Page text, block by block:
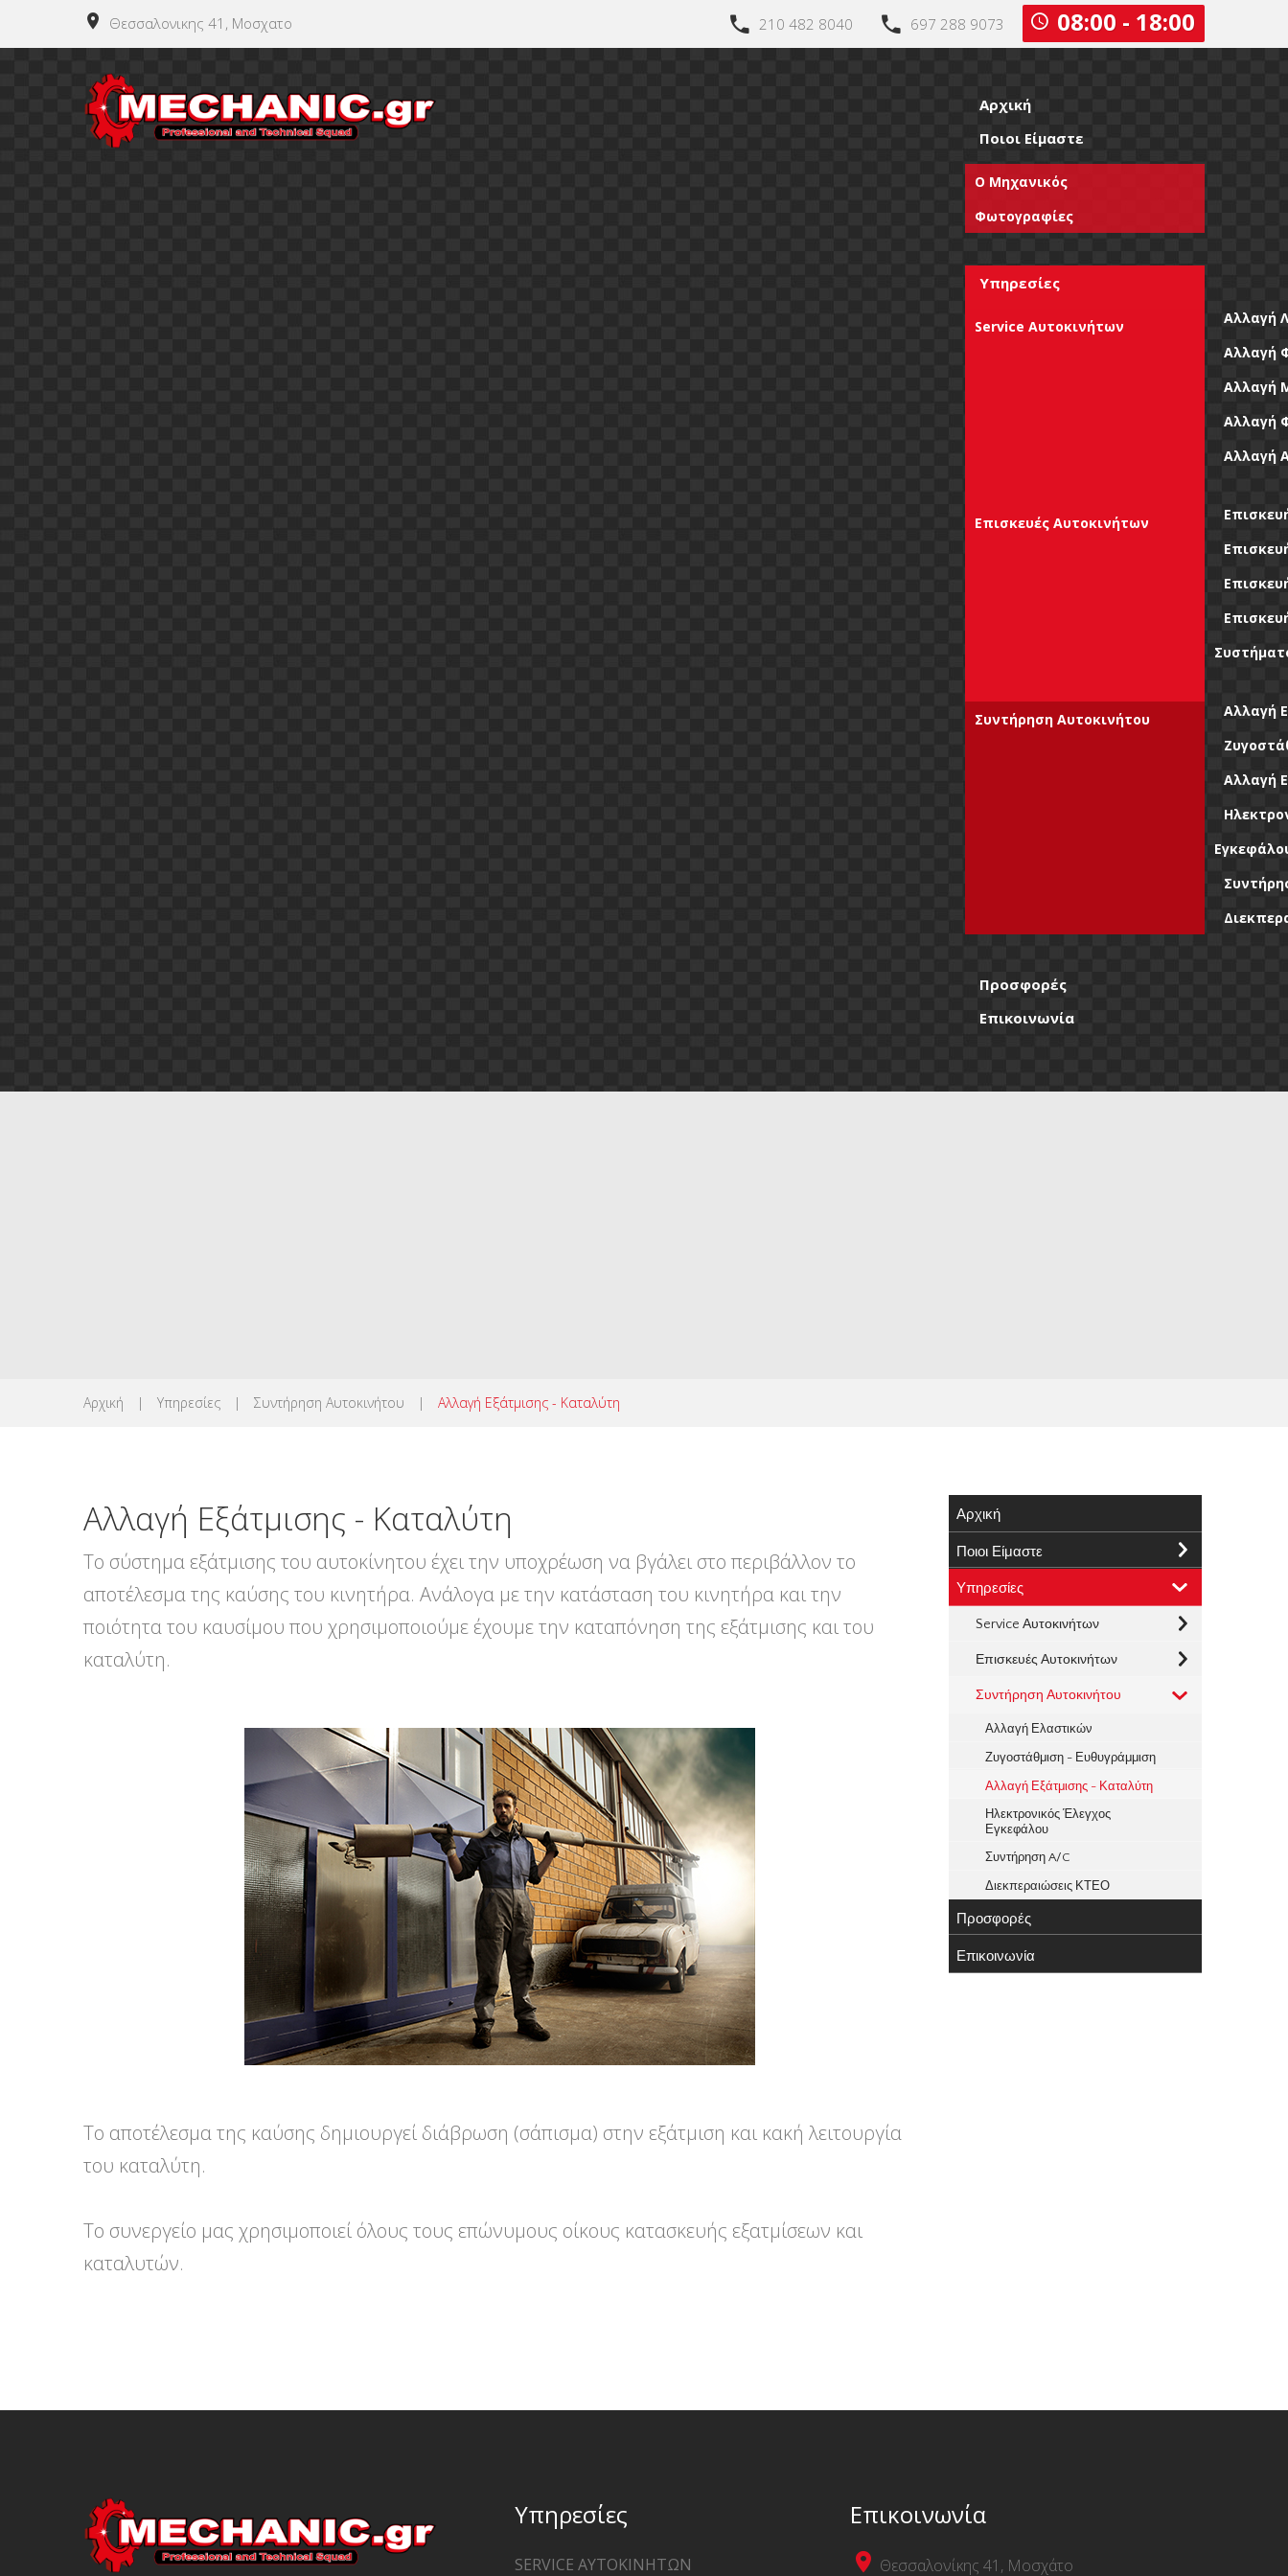
Θεσσαλονικης 41, Μοσχατο 08:00 - 18:00
210 482 8040 697 288 9073
Αρχική
Ποιοι Είμαστε
Ο Μηχανικός
Φωτογραφίες
Υπηρεσίες
Service Αυτοκινήτων
Αλλαγή
Αλλαγή
Αλλαγή
Αλλαγή
Αλλαγή
Επισκευές Αυτοκινήτων
Συντήρηση Αυτοκινήτου
Αλλαγή
Αλλαγή
Προσφορές
Επικοινωνία
Αρχική | Υπηρεσίες | Συντήρηση Αυτοκινήτου | Αλλαγή Εξάτμισης - Καταλύτη
Αλλαγή Εξάτμισης - Καταλύτη
Το σύστημα εξάτμισης του αυτοκίνητου έχει την υποχρέωση να βγάλει στο περιβάλλον το
αποτέλεσμα της καύσης του κινητήρα. Ανάλογα με την κατάσταση του κινητήρα και την
ποιότητα του καυσίμου που χρησιμοποιούμε έχουμε την καταπόνηση της εξάτμισης και του
καταλύτη.
Το αποτέλεσμα της καύσης δημιουργεί διάβρωση (σάπισμα) στην εξάτμιση και κακή λειτουργία
του καταλύτη.
Το συνεργείο μας χρησιμοποιεί όλους τους επώνυμους οίκους κατασκευής εξατμίσεων και
καταλυτών.
Αρχική
Ποιοι Είμαστε
Υπηρεσίες
Service Αυτοκινήτων
Επισκευές Αυτοκινήτων
Συντήρηση Αυτοκινήτου
Αλλαγή Ελαστικών
Ζυγοστάθμιση - Ευθυγράμμιση
Αλλαγή Εξάτμισης - Καταλύτη
Ηλεκτρονικός Έλεγχος
Εγκεφάλου
Συντήρηση A/C
Διεκπεραιώσεις ΚΤΕΟ
Προσφορές
Επικοινωνία
Υπηρεσίες
SERVICE AΥΤΟΚΙΝΗΤΩΝ
Επικοινωνία
Θεσσαλονίκης 41, Μοσχάτο